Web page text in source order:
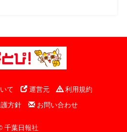
て 運営元
利用規約
方針
お問い合わせ
千葉日報社